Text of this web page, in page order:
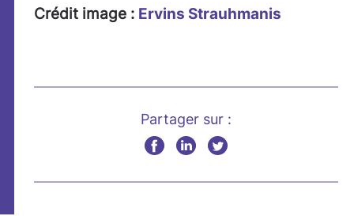
Crédit image : Ervins Strauhmanis
Partager sur :